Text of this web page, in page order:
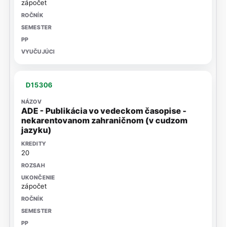
zápočet
D15306
ADE - Publikácia vo vedeckom časopise -
nekarentovanom zahraničnom (v cudzom
jazyku)
20
zápočet